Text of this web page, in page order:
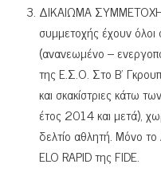
ΔΙΚΑΙΩΜΑ
συμμετοχής έχουν όλοι
(ανανεωμένο –
της Ε.Σ.Ο. Στο Β’
και σκακίστριες κάτω
έτος 2014 και μετά),
δελτίο αθλητή. Μόνο το
ELO RAPID της FIDE.